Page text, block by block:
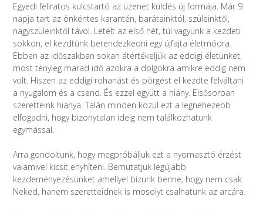
Egyedi feliratos kulcstartó az üzenet küldés új formája. Már 9.
napja tart az önkéntes karantén, barátainktól, szüleinktől,
nagyszüleinktől távol. Letelt az első hét, túl vagyunk a kezdeti
sokkon, el kezdtünk berendezkedni egy újfajta életmódra.
Ebben az időszakban sokan átértékeljük az eddigi életünket,
most tényleg marad idő azokra a dolgokra amikre eddig nem
volt. Hiszen az eddigi rohanást és pörgést el kezdte felváltani
a nyugalom és a csend. És ezzel együtt a hiány. Elsősorban
szeretteink hiánya. Talán minden közül ezt a legnehezebb
elfogadni, hogy bizonytalan ideig nem találkozhatunk
egymással.
Arra gondoltunk, hogy megpróbáljuk ezt a nyomasztó érzést
valamivel kicsit enyhíteni. Bemutatjuk legújabb
kezdeményezésünket amellyel bízunk benne, hogy nem csak
Neked, hanem szeretteidnek is mosolyt csalhatunk az arcára.